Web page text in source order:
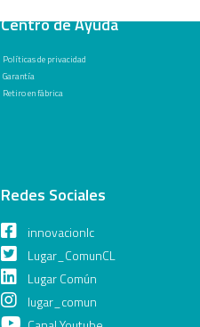
Centro de Ayuda
Políticas de privacidad
Garantía
Retiro en fábrica
Redes Sociales
innovacionlc
Lugar_ComunCL
Lugar Común
lugar_comun